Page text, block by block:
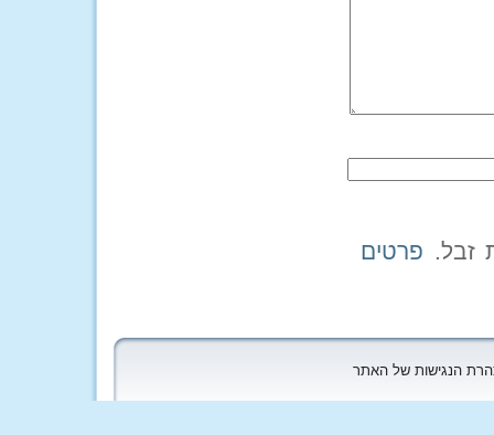
פרטים
הנגישות של האתר